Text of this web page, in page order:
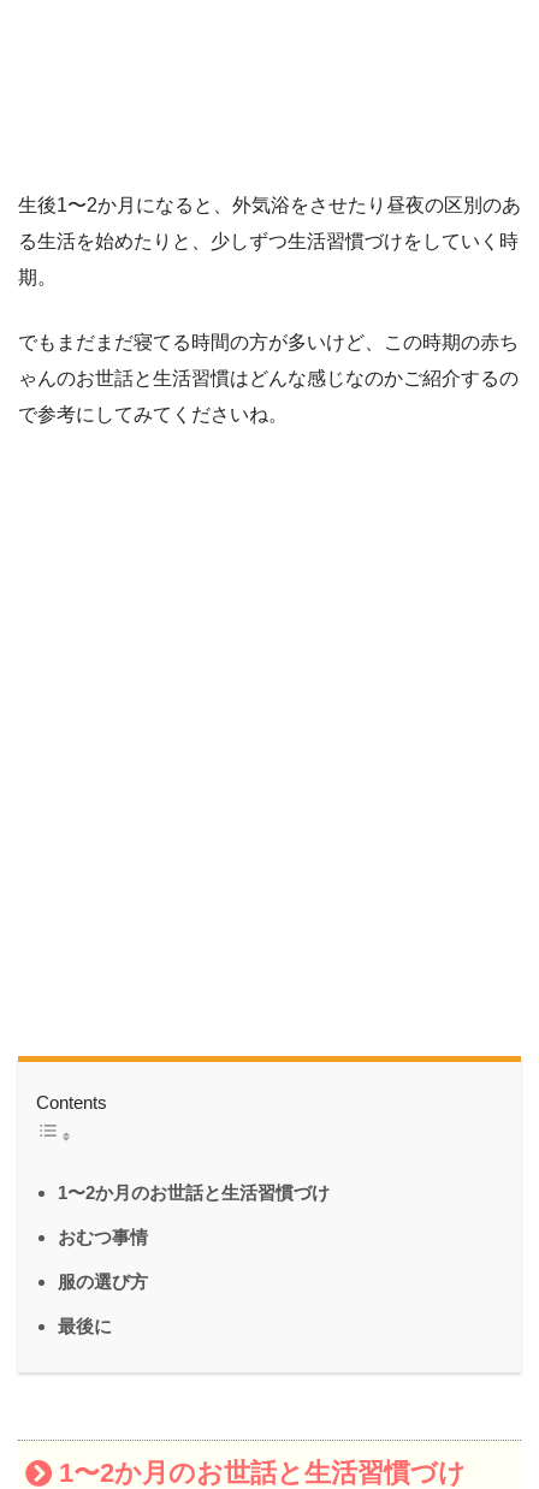
生後1〜2か月になると、外気浴をさせたり昼夜の区別のあ
る生活を始めたりと、少しずつ生活習慣づけをしていく時
期。
でもまだまだ寝てる時間の方が多いけど、この時期の赤ち
ゃんのお世話と生活習慣はどんな感じなのかご紹介するの
で参考にしてみてくださいね。
Contents
1〜2か月のお世話と生活習慣づけ
おむつ事情
服の選び方
最後に
1〜2か月のお世話と生活習慣づけ